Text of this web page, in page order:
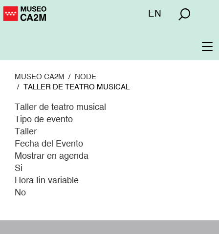
Pasar
Menú
EN
MUSEO CA2M
NODE
TALLER DE TEATRO MUSICAL
Taller de teatro musical
Tipo de evento
Taller
Fecha del Evento
Mostrar en agenda
Si
Hora fin variable
No